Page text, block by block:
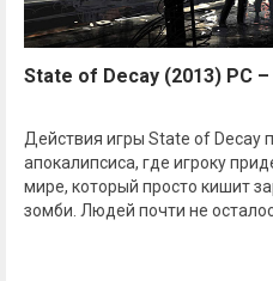
State of Decay (2013) PC
Действия игры State of Decay
апокалипсиса, где игроку
мире, который просто кишит
зомби. Людей почти не